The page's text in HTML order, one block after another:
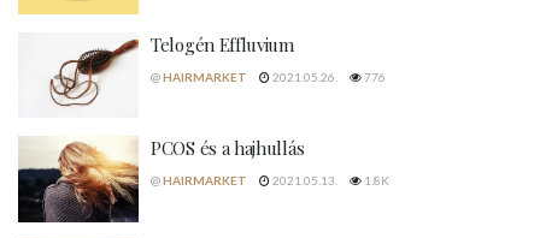
Telogén Effluvium
@HAIRMARKET 2021.05.26. 776
PCOS és a hajhullás
@HAIRMARKET 2021.05.13. 1.8K